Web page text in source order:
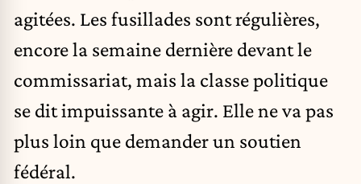
agitées. Les fusillades sont régulières,
encore la semaine dernière devant le
commissariat, mais la classe politique
se dit impuissante à agir. Elle ne va pas
plus loin que demander un soutien
fédéral.